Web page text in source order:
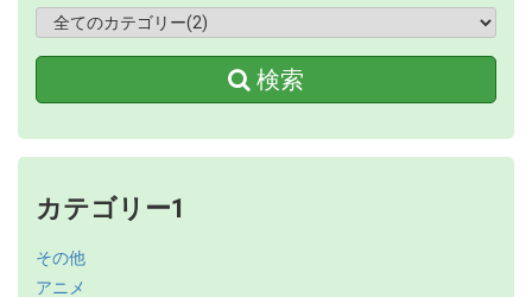
検索
カテゴリー1
その他
アニメ